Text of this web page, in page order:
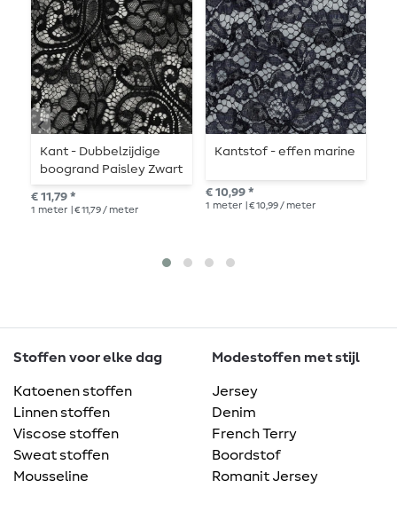
Kant - Dubbelzijdige
boogrand Paisley Zwart
€ 11,79 *
1 meter | € 11,79 / meter
Kantstof - effen marine
€ 10,99 *
1 meter | € 10,99 / meter
Stoffen voor elke dag
Katoenen stoffen
Linnen stoffen
Viscose stoffen
Sweat stoffen
Mousseline
Modestoffen met stijl
Jersey
Denim
French Terry
Boordstof
Romanit Jersey